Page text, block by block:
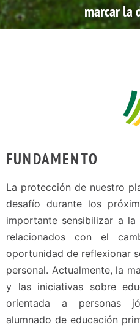
marcar la
FUNDAMENTO
La protección de nuestro
desafío durante los
importante sensibilizar a
relacionados con el
oportunidad de reflexionar
personal. Actualmente, la
y las iniciativas sobre
orientada a personas
alumnado de educación